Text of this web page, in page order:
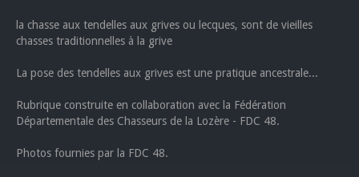
la chasse aux tendelles aux grives ou lecques, sont de vieilles
chasses traditionnelles à la grive
La pose des tendelles aux grives est une pratique ancestrale...
Rubrique construite en collaboration avec la Fédération
Départementale des Chasseurs de la Lozère - FDC 48.
Photos fournies par la FDC 48.